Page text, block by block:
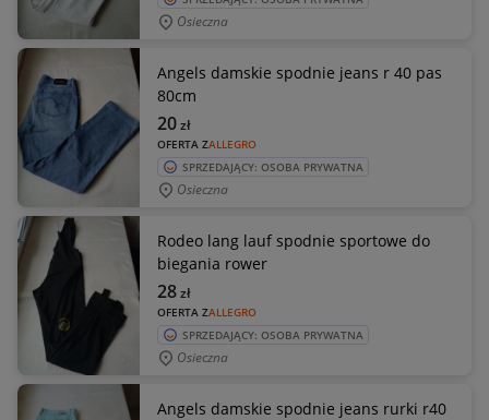
Osieczna
Angels damskie spodnie jeans r 40 pas
80cm
OFERTA ZALLEGRO
20zł
SPRZEDAJĄCY: OSOBA PRYWATNA
Osieczna
Rodeo lang lauf spodnie sportowe do
biegania rower
OFERTA ZALLEGRO
28zł
SPRZEDAJĄCY: OSOBA PRYWATNA
Osieczna
Angels damskie spodnie jeans rurki r40